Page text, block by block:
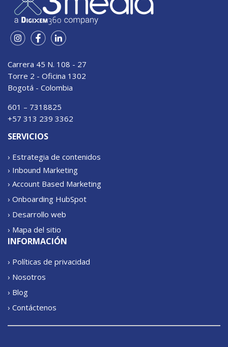
Carrera 45 N. 108 - 27
Torre 2 - Oficina 1302
Bogotá - Colombia
601 – 7318825
+57 313 239 3362
SERVICIOS
› Estrategia de contenidos
› Inbound Marketing
› Account Based Marketing
› Onboarding HubSpot
› Desarrollo web
› Mapa del sitio
INFORMACIÓN
› Políticas de privacidad
› Nosotros
› Blog
› Contáctenos